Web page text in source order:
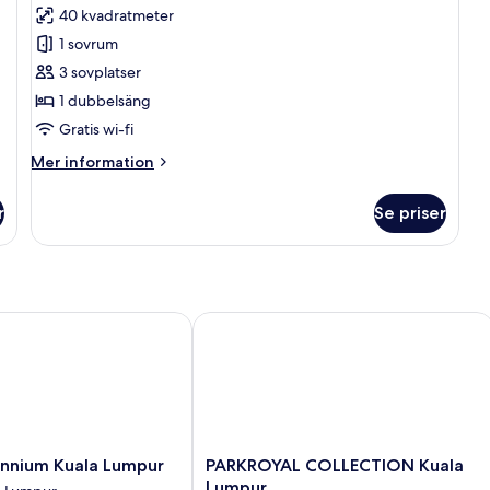
vid
poolen
rökare
vid
poolen
för
Executive-
rum
-
1
dubbelsäng
40 kvadratmeter
1 sovrum
3 sovplatser
1 dubbelsäng
Gratis wi-fi
Mer information
Mer
rum
Se priser
Kuala Lumpur
Kuala Lumpur
PARKROYAL
COLLECTION
PARKROYAL COLLECTION Kuala
PARKROYAL COLLECTION Kuala